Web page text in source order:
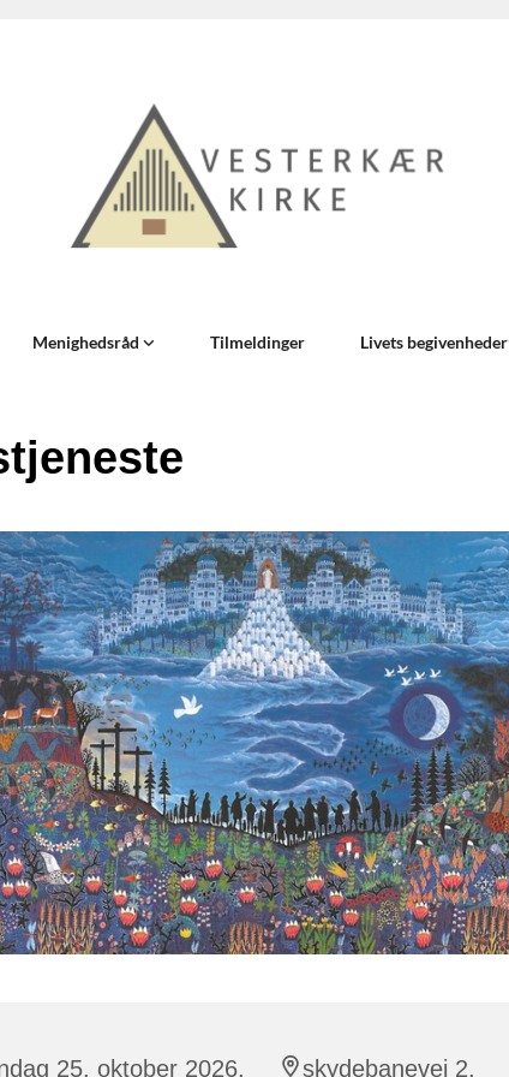
Menighedsråd Tilmeldinger Livets begivenheder
25. oktober 2026, skydebanevej 2,